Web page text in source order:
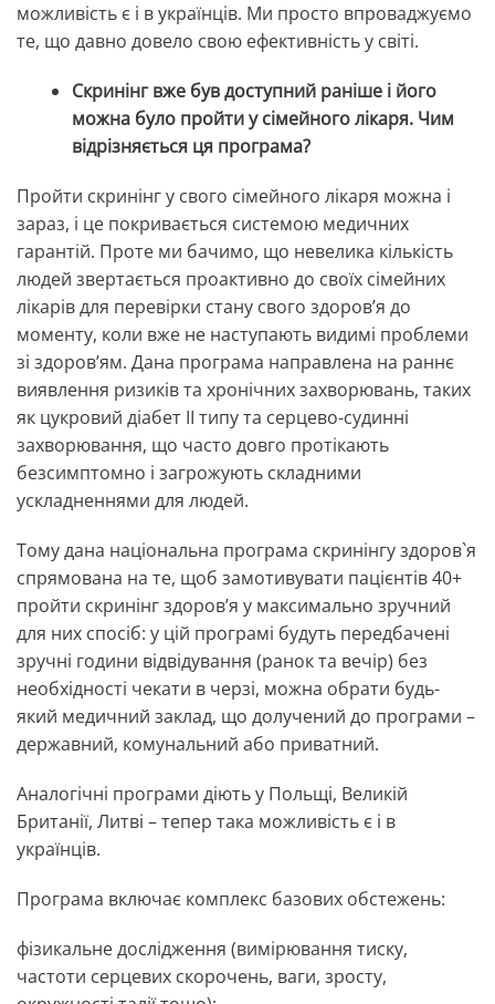
можливість є і в українців. Ми просто впроваджуємо
те, що давно довело свою ефективність у світі.
Скринінг вже був доступний раніше і його
можна було пройти у сімейного лікаря. Чим
відрізняється ця програма?
Пройти скринінг у свого сімейного лікаря можна і
зараз, і це покривається системою медичних
гарантій. Проте ми бачимо, що невелика кількість
людей звертається проактивно до своїх сімейних
лікарів для перевірки стану свого здоров’я до
моменту, коли вже не наступають видимі проблеми
зі здоров’ям. Дана програма направлена на раннє
виявлення ризиків та хронічних захворювань, таких
як цукровий діабет ІІ типу та серцево-судинні
захворювання, що часто довго протікають
безсимптомно і загрожують складними
ускладненнями для людей.
Тому дана національна програма скринінгу здоров`я
спрямована на те, щоб замотивувати пацієнтів 40+
пройти скринінг здоровʼя у максимально зручний
для них спосіб: у цій програмі будуть передбачені
зручні години відвідування (ранок та вечір) без
необхідності чекати в черзі, можна обрати будь-
який медичний заклад, що долучений до програми –
державний, комунальний або приватний.
Аналогічні програми діють у Польщі, Великій
Британії, Литві – тепер така можливість є і в
українців.
Програма включає комплекс базових обстежень:
фізикальне дослідження (вимірювання тиску,
частоти серцевих скорочень, ваги, зросту,